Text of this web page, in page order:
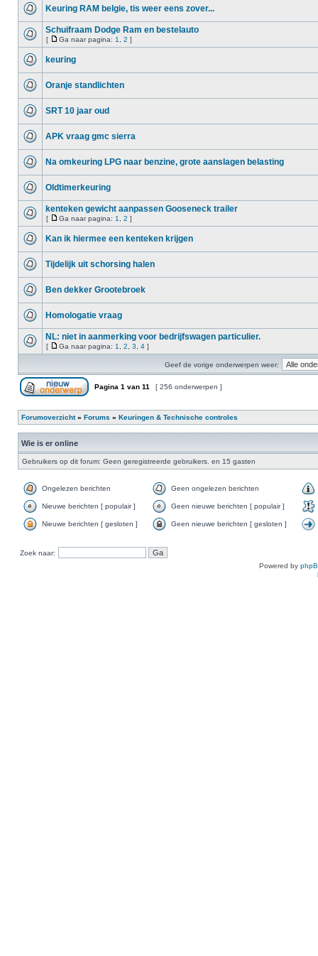
Keuring RAM belgie, tis weer eens zover...
Schuifraam Dodge Ram en bestelauto
[ Ga naar pagina: 1 2 ]
keuring
Oranje standlichten
SRT 10 jaar oud
APK vraag gmc sierra
Na omkeuring LPG naar benzine, grote aanslagen belasting
Oldtimerkeuring
kenteken gewicht aanpassen Gooseneck trailer
[ Ga naar pagina: 1 2 ]
Kan ik hiermee een kenteken krijgen
Tijdelijk uit schorsing halen
Ben dekker Grootebroek
Homologatie vraag
NL: niet in aanmerking voor bedrijfswagen particulier.
[ Ga naar pagina: 1 2 3 4 ]
Geef de vorige onderwerpen weer:
Pagina 1 van 11 [ 256 onderwerpen ]
Forumoverzicht» Forums » Keuringen & Technische controles
Wie is er online
Gebruikers op dit forum: Geen geregistreerde gebruikers. en 15 gasten
Ongelezen berichten Geen ongelezen berichten
Nieuwe berichten [ populair ] Geen nieuwe berichten [ populair ]
Nieuwe berichten [ gesloten ] Geen nieuwe berichten [ gesloten ]
Zoek naar:
Powered by